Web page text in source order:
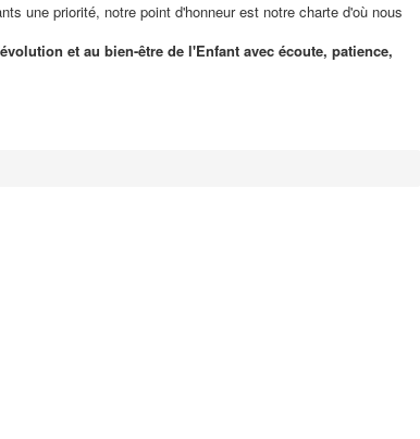
une priorité, notre point d'honneur est notre charte d'où nous
et au bien-être de l'Enfant avec écoute, patience,